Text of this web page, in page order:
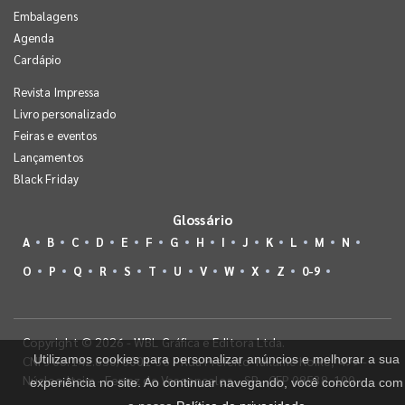
Embalagens
Agenda
Cardápio
Revista Impressa
Livro personalizado
Feiras e eventos
Lançamentos
Black Friday
Glossário
A B C D E F G H I J K L M
N
O
P Q R S T U V W X Z 0-9
Copyright © 2026 - WBL Gráfica e Editora Ltda.
CNPJ 08.142.850/0001-36 - Rua Prefeito Takume Koike, 499 -
Núcleo Itaim - Ferraz de Vasconcelos - SP - CEP 08538-100
Utilizamos cookies para personalizar anúncios e melhorar a sua
experiência no site. Ao continuar navegando, você concorda com